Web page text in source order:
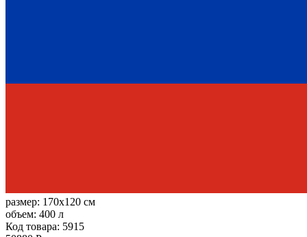
размер: 170x120 см
объем: 400 л
Код товара: 5915